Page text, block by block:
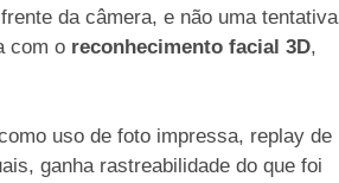
da câmera, e não uma tentativa
com o reconhecimento facial 3D,
uso de foto impressa, replay de
ganha rastreabilidade do que foi